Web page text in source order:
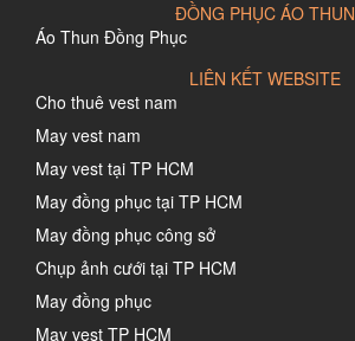
ĐỒNG PHỤC ÁO THUN
Áo Thun Đồng Phục
LIÊN KẾT WEBSITE
Cho thuê vest nam
May vest nam
May vest tại TP HCM
May đồng phục tại TP HCM
May đồng phục công sở
Chụp ảnh cưới tại TP HCM
May đồng phục
May vest TP HCM